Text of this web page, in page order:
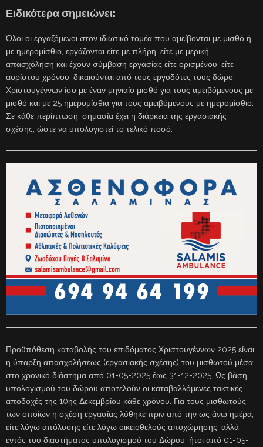
Ειδικότερα σημειώνει:
Όλοι οι εργαζόμενοι στον ιδιωτικό τομέα που αμείβονται με μισθό ή
με ημερομίσθιο, εργάζονται είτε με πλήρη, είτε με μερική
απασχόληση και έχουν σύμβαση εργασίας είτε ορισμένου, είτε
αορίστου χρόνου, δικαιούνται από τους εργοδότες τους δώρο
Χριστουγέννων ίσο με έναν μηνιαίο μισθό για τους αμειβόμενους με
μισθό και με 25 ημερομίσθια για τους αμειβόμενους με ημερομίσθιο.
Σε κάθε περίπτωση, σημασία έχει η διάρκεια της εργασιακής
σχέσης, ώστε να υπολογιστεί το τελικό ποσό.
Προϋπόθεση καταβολής του επιδόματος Χριστουγέννων 2025 είναι
η ύπαρξη απασχολήσεως (εργασιακής σχέσης) του μισθωτού μέσα
στο χρονικό διάστημα από 01-05-2025 έως 31-12-2025. Ως βάση
υπολογισμού του δώρου αποτελούν οι καταβαλλόμενες τακτικές
αποδοχές της 10ης Δεκεμβρίου κάθε χρόνου. Για τους μισθωτούς
των οποίων η σχέση εργασίας λύθηκε πριν από την ως άνω ημέρα,
είτε λόγω απόλυσης είτε λόγω οικειοθελούς αποχώρησης, αλλά
εντός του διαστήματος υπολογισμού του Δώρου, ήτοι από 01-05-